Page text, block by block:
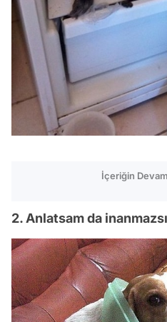
İçeriğin
2. Anlatsam da